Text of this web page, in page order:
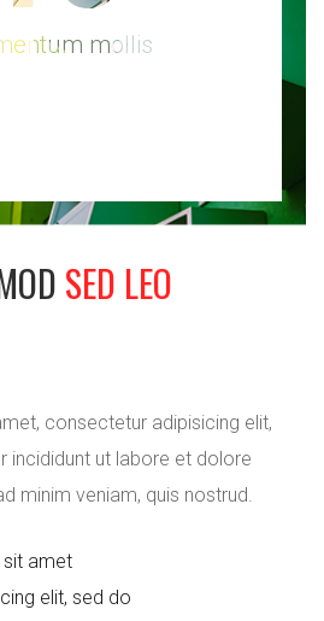
mollis
SED LEO
consectetur adipisicing elit,
incididunt ut labore et dolore
minim veniam, quis nostrud.
sit amet
elit, sed do